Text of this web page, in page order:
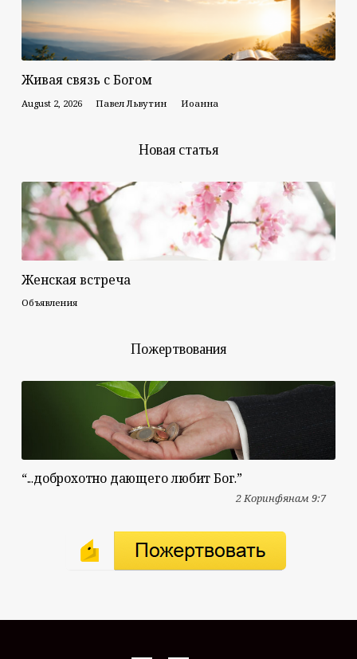
Живая связь с Богом
August 2, 2026 Павел Львутин Иоанна
Новая статья
Женская встреча
Объявления
Пожертвования
“...доброхотно дающего любит Бог.”
2 Коринфянам 9:7